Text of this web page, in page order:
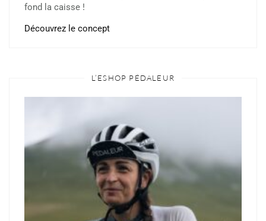
fond la caisse !
Découvrez le concept
L’ESHOP PÉDALEUR